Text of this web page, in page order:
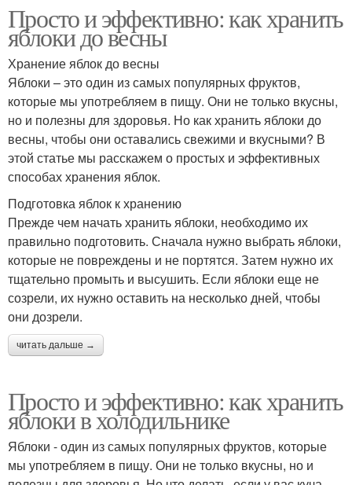
Просто и эффективно: как хранить
яблоки до весны
Хранение яблок до весны
Яблоки – это один из самых популярных фруктов,
которые мы употребляем в пищу. Они не только вкусны,
но и полезны для здоровья. Но как хранить яблоки до
весны, чтобы они оставались свежими и вкусными? В
этой статье мы расскажем о простых и эффективных
способах хранения яблок.
Подготовка яблок к хранению
Прежде чем начать хранить яблоки, необходимо их
правильно подготовить. Сначала нужно выбрать яблоки,
которые не повреждены и не портятся. Затем нужно их
тщательно промыть и высушить. Если яблоки еще не
созрели, их нужно оставить на несколько дней, чтобы
они дозрели.
читать дальше →
Просто и эффективно: как хранить
яблоки в холодильнике
Яблоки - один из самых популярных фруктов, которые
мы употребляем в пищу. Они не только вкусны, но и